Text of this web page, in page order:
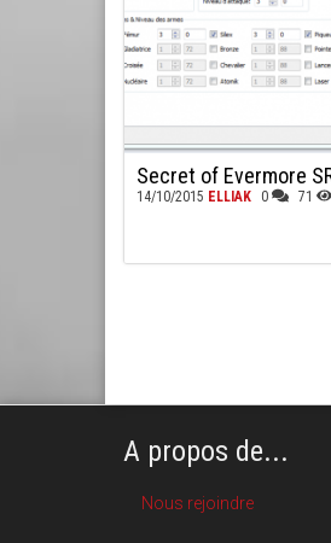
Secret of Evermore
14/10/2015 ELLIAK 0 71
A propos de...
Nous rejoindre